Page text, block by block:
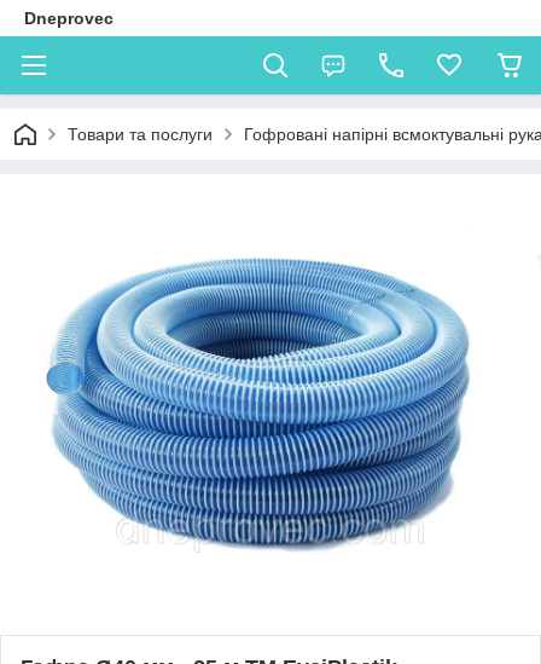
Dneprovec
Товари та послуги Гофровані напірні всмоктувальні